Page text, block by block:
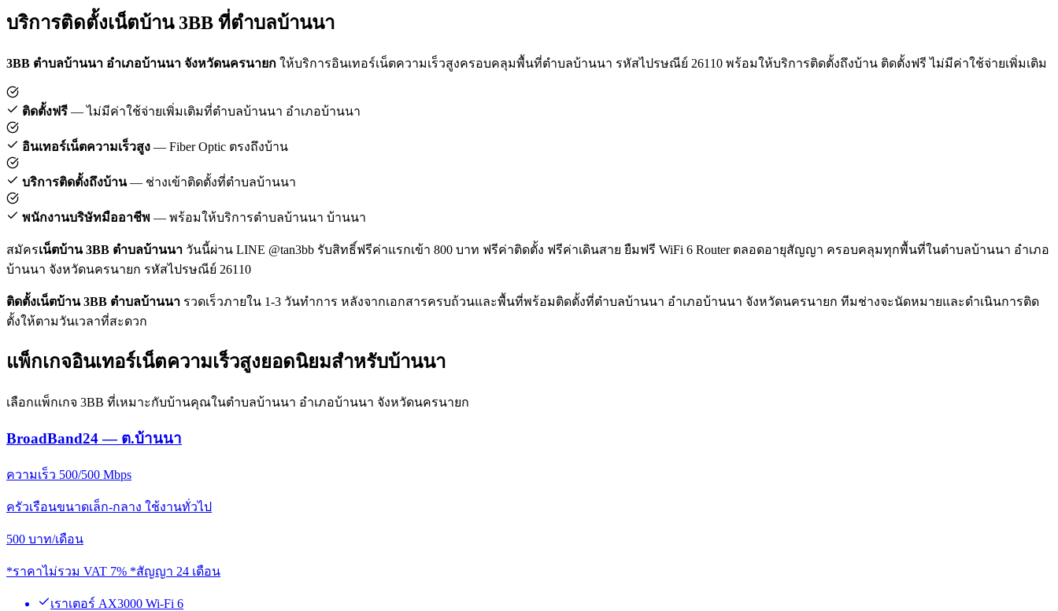
บริการติดตั้งเน็ตบ้าน 3BB ที่ตำบลบ้านนา
3BB ตำบลบ้านนา อำเภอบ้านนา จังหวัดนครนายก ให้บริการอินเทอร์เน็ตความเร็วสูงครอบคลุมพื้นที่ตำบลบ้านนา รหัสไปรษณีย์ 26110 พร้อมให้บริการติดตั้งถึงบ้าน ติดตั้งฟรี ไม่มีค่าใช้จ่ายเพิ่มเติม
ติดตั้งฟรี — ไม่มีค่าใช้จ่ายเพิ่มเติมที่ตำบลบ้านนา อำเภอบ้านนา
อินเทอร์เน็ตความเร็วสูง — Fiber Optic ตรงถึงบ้าน
บริการติดตั้งถึงบ้าน— ช่างเข้าติดตั้งที่ตำบลบ้านนา
พนักงานบริษัทมืออาชีพ — พร้อมให้บริการตำบลบ้านนา บ้านนา
สมัครเน็ตบ้าน 3BB ตำบลบ้านนา วันนี้ผ่าน LINE @tan3bb รับสิทธิ์ฟรีค่าแรกเข้า 800 บาท ฟรีค่าติดตั้ง ฟรีค่าเดินสาย ยืมฟรี WiFi 6 Router ตลอดอายุสัญญา ครอบคลุมทุกพื้นที่ในตำบลบ้านนา อำเภอ
บ้านนา จังหวัดนครนายก รหัสไปรษณีย์ 26110
ติดตั้งเน็ตบ้าน 3BB ตำบลบ้านนา รวดเร็วภายใน 1-3 วันทำการ หลังจากเอกสารครบถ้วนและพื้นที่พร้อมติดตั้งที่ตำบลบ้านนา อำเภอบ้านนา จังหวัดนครนายก ทีมช่างจะนัดหมายและดำเนินการติด
ตั้งให้ตามวันเวลาที่สะดวก
แพ็กเกจอินเทอร์เน็ตความเร็วสูงยอดนิยมสำหรับบ้านนา
เลือกแพ็กเกจ 3BB ที่เหมาะกับบ้านคุณในตำบลบ้านนา อำเภอบ้านนา จังหวัดนครนายก
BroadBand24 — ต.บ้านนา
ความเร็ว 500/500 Mbps
ครัวเรือนขนาดเล็ก-กลาง ใช้งานทั่วไป
500 บาท/เดือน
*ราคาไม่รวม VAT 7% *สัญญา 24 เดือน
เราเตอร์ AX3000 Wi-Fi 6